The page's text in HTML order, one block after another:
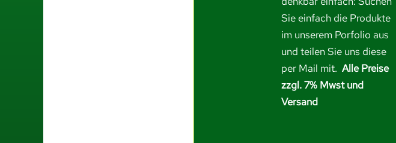
Sie einfach die Produkte
im unserem Porfolio aus
und teilen Sie uns diese
per Mail mit. Alle Preise
zzgl. 7% Mwst und
Versand